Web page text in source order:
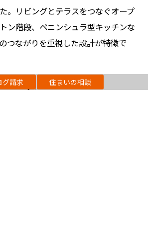
。リビングとテラスをつなぐオープ
ン階段、ペニンシュラ型キッチンな
つながりを重視した設計が特徴で
グ請求 住まいの相談